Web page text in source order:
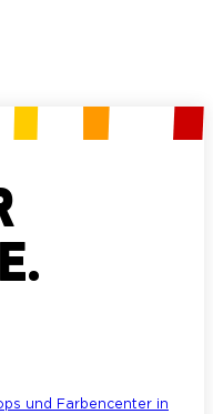
und Farbencenter in